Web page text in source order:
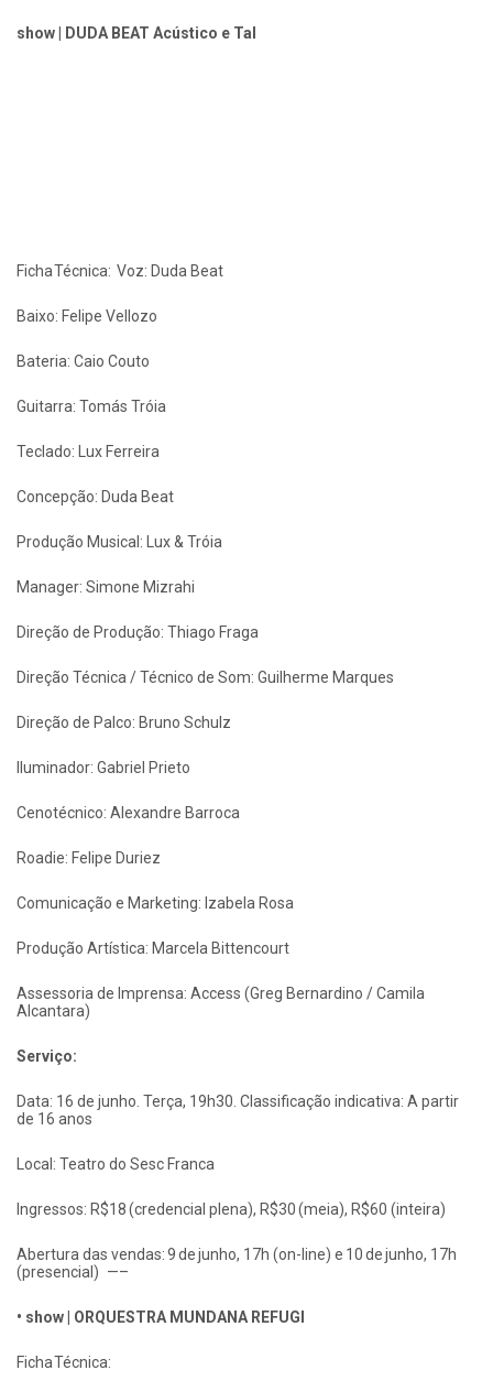
show | DUDA BEAT Acústico e Tal
Ficha Técnica: Voz: Duda Beat
Baixo: Felipe Vellozo
Bateria: Caio Couto
Guitarra: Tomás Tróia
Teclado: Lux Ferreira
Concepção: Duda Beat
Produção Musical: Lux & Tróia
Manager: Simone Mizrahi
Direção de Produção: Thiago Fraga
Direção Técnica / Técnico de Som: Guilherme Marques
Direção de Palco: Bruno Schulz
Iluminador: Gabriel Prieto
Cenotécnico: Alexandre Barroca
Roadie: Felipe Duriez
Comunicação e Marketing: Izabela Rosa
Produção Artística: Marcela Bittencourt
Assessoria de Imprensa: Access (Greg Bernardino / Camila
Alcantara)
Serviço:
Data: 16 de junho. Terça, 19h30. Classificação indicativa: A partir
de 16 anos
Local: Teatro do Sesc Franca
Ingressos: R$18 (credencial plena), R$30 (meia), R$60 (inteira)
Abertura das vendas: 9 de junho, 17h (on-line) e 10 de junho, 17h
(presencial) —–
• show | ORQUESTRA MUNDANA REFUGI
Ficha Técnica: